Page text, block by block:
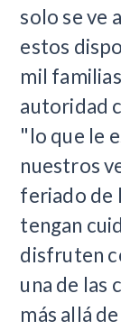
solo se ve
estos
mil
autoridad
"lo que le
nuestros
feriado de
tengan
disfruten
una de las
más allá